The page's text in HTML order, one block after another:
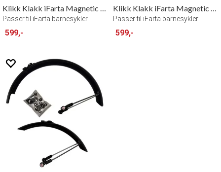
Passer til iFarta barnesykler
599,-
Passer til iFarta barnesykler
599,-